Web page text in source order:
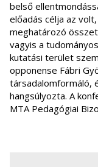
belső
előadás célja az
meghatározó
vagyis a
kutatási terület
opponense Fábri
társadalomformáló,
hangsúlyozta. A
MTA Pedagógiai